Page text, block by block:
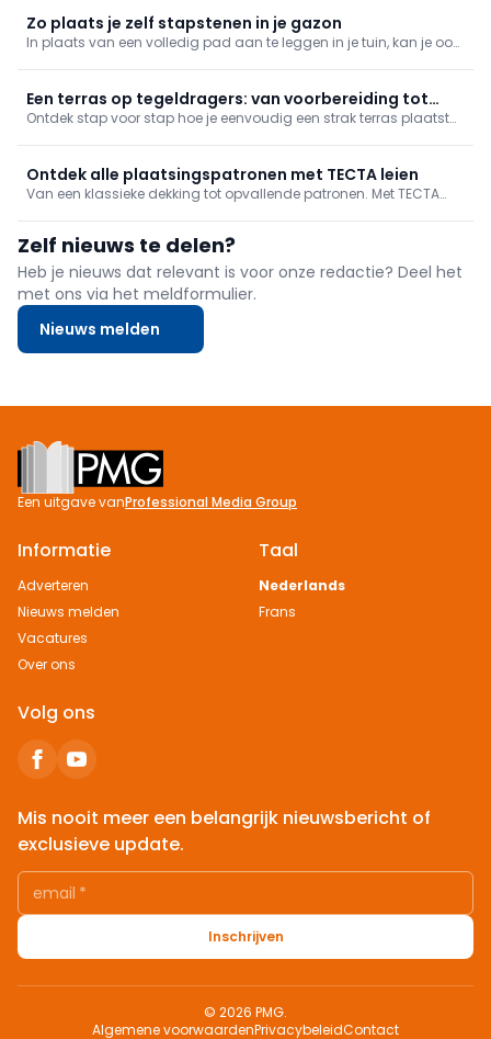
vrijstellingen bestaan er? En waar moet u op letten bij
waterbeheer?
Zo plaats je zelf stapstenen in je gazon
In plaats van een volledig pad aan te leggen in je tuin, kan je ook
Een terras op tegeldragers: van voorbereiding tot
eindresultaat
Ontdek stap voor stap hoe je eenvoudig een strak terras plaatst
Ontdek alle plaatsingspatronen met TECTA leien
Van een klassieke dekking tot opvallende patronen. Met TECTA
Zelf nieuws te delen?
Heb je nieuws dat relevant is voor onze redactie? Deel het
met ons via het meldformulier.
Nieuws melden
Footer
Een uitgave vanProfessional Media Group
Informatie
Adverteren
Nieuws melden
Vacatures
Over ons
Taal
Nederlands
Frans
Volg ons
Mis nooit meer een belangrijk nieuwsbericht of
exclusieve update.
email *
Inschrijven
© 2026 PMG.
Algemene voorwaardenPrivacybeleidContact